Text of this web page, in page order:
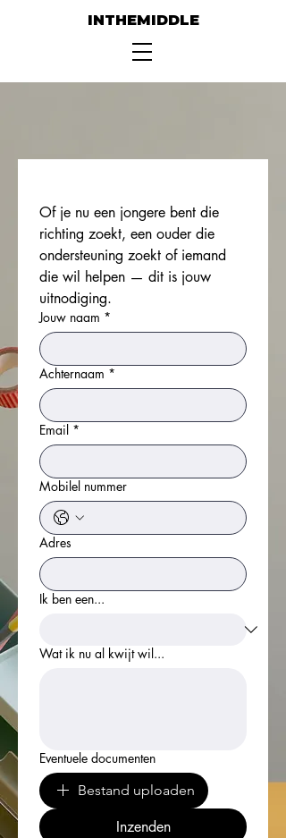
INTHEMIDDLE
Of je nu een jongere bent die
richting zoekt, een ouder die
ondersteuning zoekt of iemand
die wil helpen — dit is jouw
uitnodiging.
Jouw naam *
Achternaam *
Email *
Mobilel nummer
Adres
Ik ben een...
Wat ik nu al kwijt wil...
Eventuele documenten
Bestand uploaden
Inzenden